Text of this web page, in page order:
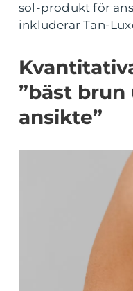
sol-produkt för
inkluderar Tan-
”bäst brun
ansikte”